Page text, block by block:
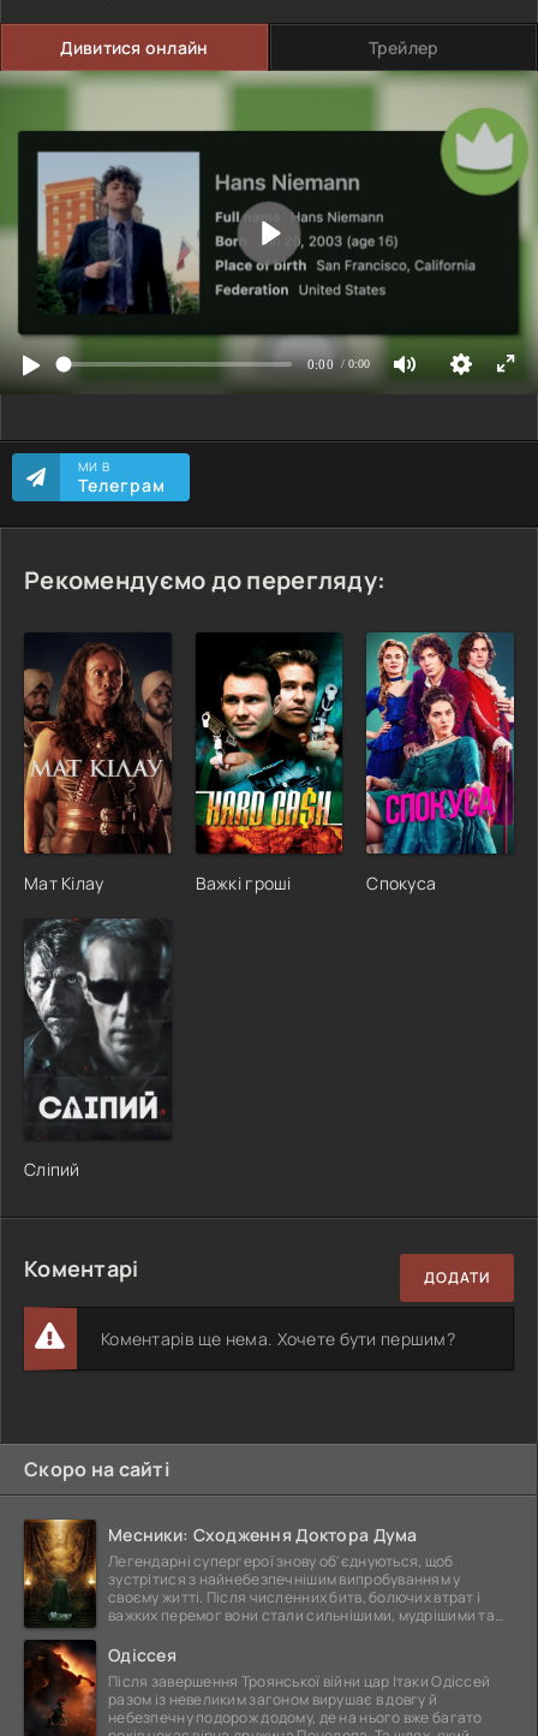
Дивитися онлайн Трейлер
МИ В
Телеграм
Рекомендуємо до перегляду:
Мат Кілау Важкі гроші Спокуса
Сліпий
Коментарі ДОДАТИ
Коментарів ще нема. Хочете бути першим?
Скоро на сайті
Месники: Сходження Доктора Дума
Легендарні супергерої знову об'єднуються, щоб
зустрітися з найнебезпечнішим випробуванням у
своєму житті. Після численних битв, болючих втрат і
важких перемог вони стали сильнішими, мудрішими та
Одіссея
Після завершення Троянської війни цар Ітаки Одіссей
разом із невеликим загоном вирушає в довгу й
небезпечну подорож додому, де на нього вже багато